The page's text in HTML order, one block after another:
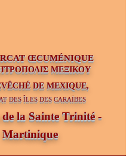
CAT ŒCUMÉNIQUE
ΜΕΞΙΚΟΥ
DE MEXIQUE,
DES ÎLES DES CARAÏBES
de la Sainte Trinité -
Martinique